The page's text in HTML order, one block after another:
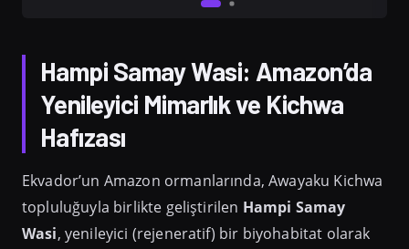
Hampi Samay Wasi: Amazon’da
Yenileyici Mimarlık ve Kichwa
Hafızası
Ekvador’un Amazon ormanlarında, Awayaku Kichwa
topluluğuyla birlikte geliştirilen Hampi Samay
Wasi, yenileyici (rejeneratif) bir biyohabitat olarak